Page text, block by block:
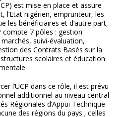
est mise en place et assure
l’Etat nigérien, emprunteur, les
les bénéficiaires et d’autre part,
compte 7 pôles : gestion
suivi-évaluation,
des Contrats Basés sur la
scolaires et éducation
l’UCP dans ce rôle, il est prévu
additionnel au niveau central
Régionales d’Appui Technique
des régions du pays ; celles